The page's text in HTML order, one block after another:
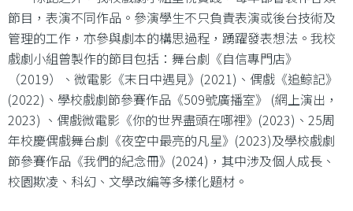
節目，表演不同作品。參演學生不只負責表演或後台技術及
管理的工作，亦參與劇本的構思過程，踴躍發表想法。我校
戲劇小組曾製作的節目包括：舞台劇《自信專門店》
（2019）、微電影《末日中遇見》(2021)、偶戲《追鯨記》
(2022)、學校戲劇節參賽作品《509號廣播室》 (網上演出，
2023) 、偶戲微電影《你的世界盡頭在哪裡》(2023)、25周
年校慶偶戲舞台劇《夜空中最亮的凡星》(2023)及學校戲劇
節參賽作品《我們的紀念冊》(2024)，其中涉及個人成長、
校園欺凌、科幻、文學改編等多樣化題材。